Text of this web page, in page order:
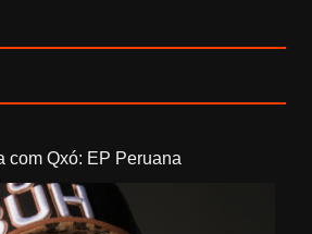
com Qxó: EP Peruana